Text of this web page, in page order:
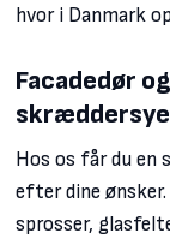
hvor i Danmark
Facadedør
Hos os får du en
efter dine
sprosser,